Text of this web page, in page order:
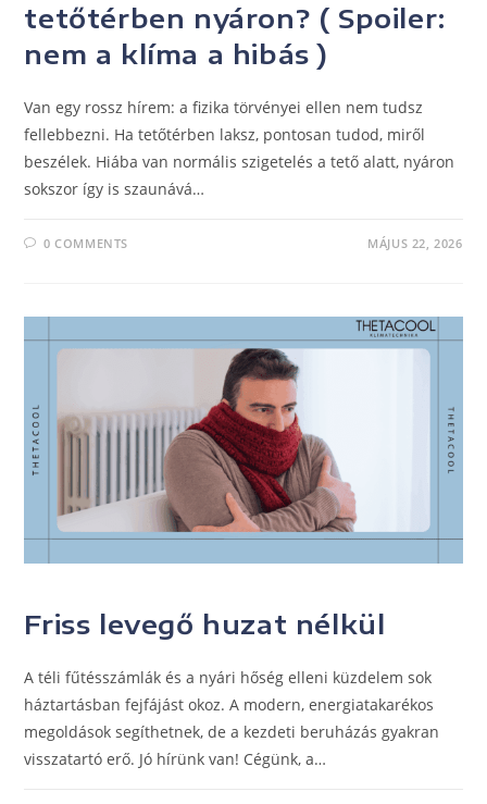
tetőtérben nyáron? ( Spoiler:
nem a klíma a hibás )
Van egy rossz hírem: a fizika törvényei ellen nem tudsz
fellebbezni. Ha tetőtérben laksz, pontosan tudod, miről
beszélek. Hiába van normális szigetelés a tető alatt, nyáron
sokszor így is szaunává…
0 COMMENTS MÁJUS 22, 2026
Friss levegő huzat nélkül
A téli fűtésszámlák és a nyári hőség elleni küzdelem sok
háztartásban fejfájást okoz. A modern, energiatakarékos
megoldások segíthetnek, de a kezdeti beruházás gyakran
visszatartó erő. Jó hírünk van! Cégünk, a…